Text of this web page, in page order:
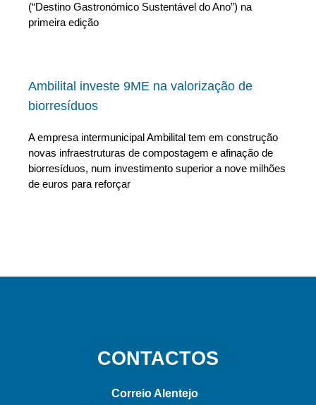
(“Destino Gastronómico Sustentável do Ano”) na
primeira edição
Ambilital investe 9ME na valorização de
biorresíduos
A empresa intermunicipal Ambilital tem em construção
novas infraestruturas de compostagem e afinação de
biorresíduos, num investimento superior a nove milhões
de euros para reforçar
CONTACTOS
Correio Alentejo